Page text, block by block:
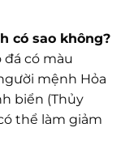
có sao không?
có màu
mệnh Hỏa
biển (Thủy
thể làm giảm